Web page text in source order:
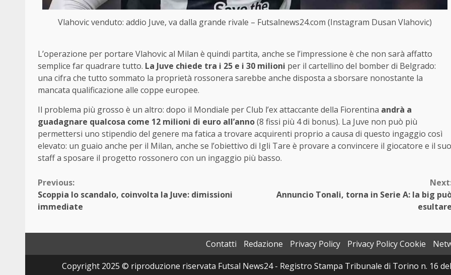
Vlahovic venduto: addio Juve, va dalla grande rivale – Futsalnews24.com (Instagram Dusan Vlahovic)
L’operazione per portare Vlahovic al Milan è quindi partita, anche se l’impressione è che non sarà affatto
semplice far quadrare tutto. La Juve chiede tra i 25 e i 30 milioni per il cartellino del bomber di Belgrado:
una cifra che tutto sommato la proprietà rossonera sarebbe anche disposta a sborsare nonostante la
mancata qualificazione alle coppe europee.
Il problema più grosso è un altro: dopo il Mondiale per Club l’ex attaccante della Fiorentina andrà a
guadagnare qualcosa come 12 milioni di euro all’anno(8 fissi più 4 di bonus). La Juve non può più
permettersi uno stipendio del genere ma fatica a trovare acquirenti proprio a causa di questo ingaggio così
elevato: un guaio anche per il Milan, anche se l’obiettivo di Igli Tare è provare a convincere il giocatore e il suo
staff a sposare il progetto rossonero con un ingaggio più basso.
Continue
Reading
Previous:
Scoppia lo scandalo, coinvolta la Juve: dimissioni
immediate
Annuncio Tonali, torna in Serie A: la big
Contatti Redazione Privacy Policy Privacy Policy Cookie
Copyright 2025 © riproduzione riservata Futsal News24 - Registro Stampa Tribunale di Torino n. 16